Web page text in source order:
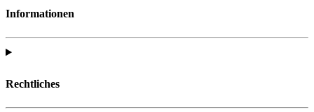
Informationen
Rechtliches